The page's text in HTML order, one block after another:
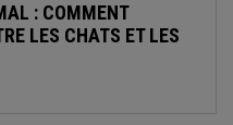
: COMMENT
LES CHATS ET LES